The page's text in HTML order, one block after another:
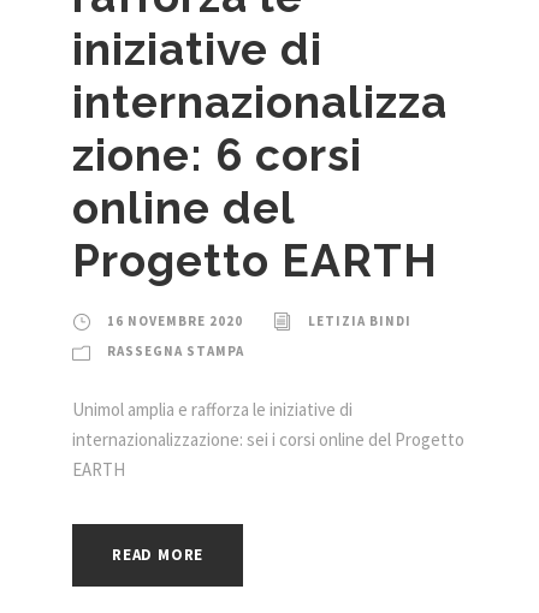
iniziative di
internazionalizza
zione: 6 corsi
online del
Progetto EARTH
16 NOVEMBRE 2020
LETIZIA BINDI
RASSEGNA STAMPA
Unimol amplia e rafforza le iniziative di
internazionalizzazione: sei i corsi online del Progetto
EARTH
READ MORE